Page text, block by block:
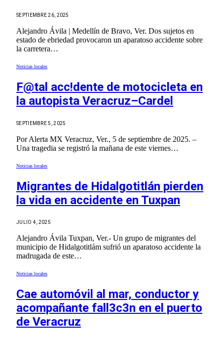
SEPTIEMBRE 26, 2025
Alejandro Ávila | Medellín de Bravo, Ver. Dos sujetos en
estado de ebriedad provocaron un aparatoso accidente sobre
la carretera…
Noticias locales
F@tal acc!dente de motocicleta en
la autopista Veracruz–Cardel
SEPTIEMBRE 5, 2025
Por Alerta MX Veracruz, Ver., 5 de septiembre de 2025. –
Una tragedia se registró la mañana de este viernes…
Noticias locales
Migrantes de Hidalgotitlán pierden
la vida en accidente en Tuxpan
JULIO 4, 2025
Alejandro Ávila Tuxpan, Ver.- Un grupo de migrantes del
municipio de Hidalgotitlám sufrió un aparatoso accidente la
madrugada de este…
Noticias locales
Cae automóvil al mar, conductor y
acompañante fall3c3n en el puerto
de Veracruz